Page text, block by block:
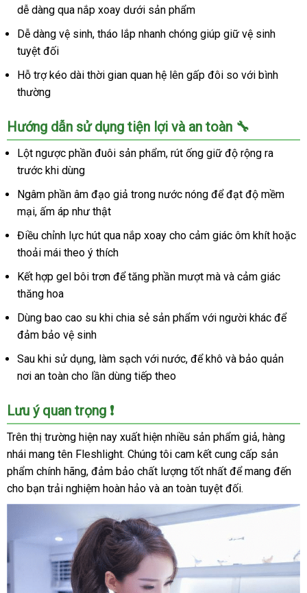
dễ dàng qua nắp xoay dưới sản phẩm
Dễ dàng vệ sinh, tháo lắp nhanh chóng giúp giữ vệ sinh
tuyệt đối
Hỗ trợ kéo dài thời gian quan hệ lên gấp đôi so với bình
thường
Hướng dẫn sử dụng tiện lợi và an toàn 🔧
Lột ngược phần đuôi sản phẩm, rút ống giữ độ rộng ra
trước khi dùng
Ngâm phần âm đạo giả trong nước nóng để đạt độ mềm
mại, ấm áp như thật
Điều chỉnh lực hút qua nắp xoay cho cảm giác ôm khít hoặc
thoải mái theo ý thích
Kết hợp gel bôi trơn để tăng phần mượt mà và cảm giác
thăng hoa
Dùng bao cao su khi chia sẻ sản phẩm với người khác để
đảm bảo vệ sinh
Sau khi sử dụng, làm sạch với nước, để khô và bảo quản
nơi an toàn cho lần dùng tiếp theo
Lưu ý quan trọng ❗
Trên thị trường hiện nay xuất hiện nhiều sản phẩm giả, hàng
nhái mang tên Fleshlight. Chúng tôi cam kết cung cấp sản
phẩm chính hãng, đảm bảo chất lượng tốt nhất để mang đến
cho bạn trải nghiệm hoàn hảo và an toàn tuyệt đối.